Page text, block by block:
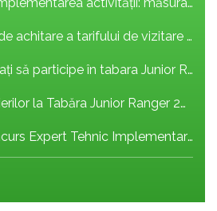
O nouă modalitate de achitare a tarifului de vizitare în Parcul Național Retezat
Lista eleviilor selectați să participe în tabara Junior Ranger 2026
Am dat startul înscrierilor la Tabăra Junior Ranger 2026 – Oameni conectați prin natură – tineri și comunități pentru viitorul Parcului Național Retezat
Rezultat Final - Concurs Expert Tehnic Implementare 3 05.05.2026